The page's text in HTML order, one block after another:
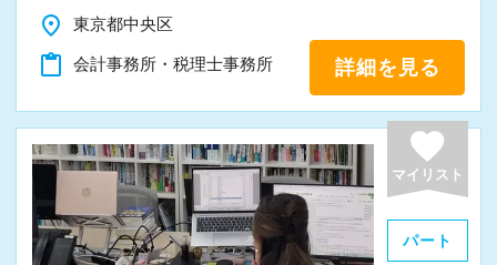
place 東京都中央区
content_paste 会計事務所・税理士事務所 詳細を見る
favorite
マイリスト
パート